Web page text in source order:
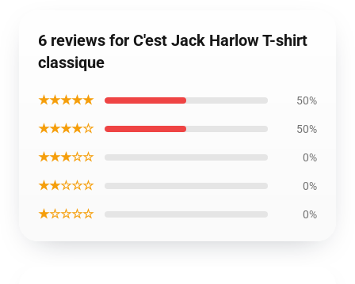
6 reviews for C'est Jack Harlow T-shirt
classique
★★★★★ 50%
★★★★☆ 50%
★★★☆☆ 0%
★★☆☆☆ 0%
★☆☆☆☆ 0%